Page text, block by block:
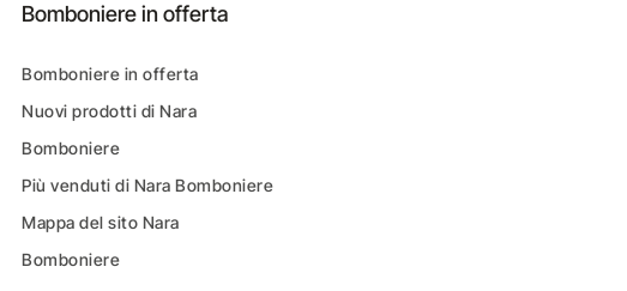
Bomboniere in offerta
Bomboniere in offerta
Nuovi prodotti di Nara
Bomboniere
Più venduti di Nara Bomboniere
Mappa del sito Nara
Bomboniere